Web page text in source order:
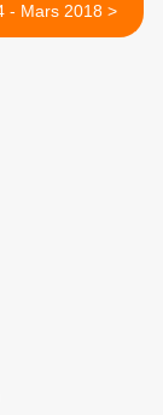
tout ! # 14 - Mars 2018 >